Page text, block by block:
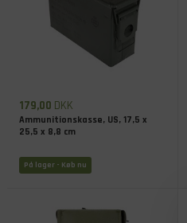
179,00 DKK
Ammunitionskasse, US, 17,5 x
25,5 x 8,8 cm
På lager - Køb nu